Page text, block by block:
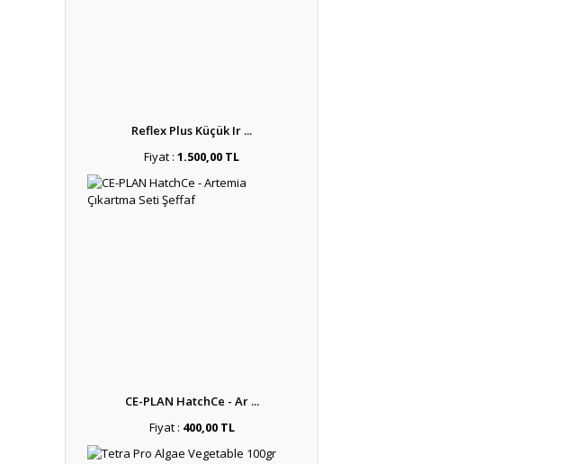
Reflex Plus Küçük Ir ...
Fiyat : 1.500,00 TL
CE-PLAN HatchCe - Ar ...
Fiyat : 400,00 TL